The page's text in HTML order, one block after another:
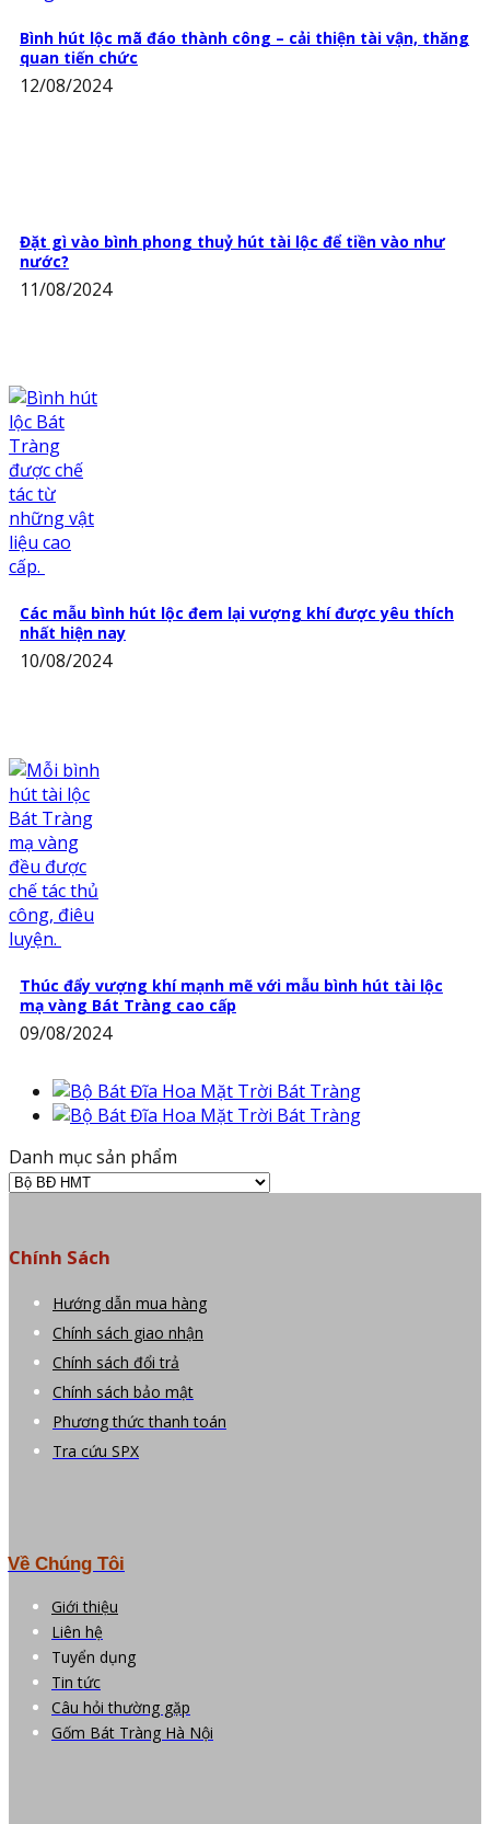
Bình hút lộc mã đáo thành công – cải thiện tài vận, thăng
quan tiến chức
12/08/2024
Đặt gì vào bình phong thuỷ hút tài lộc để tiền vào như
nước?
11/08/2024
Các mẫu bình hút lộc đem lại vượng khí được yêu thích
nhất hiện nay
10/08/2024
Thúc đẩy vượng khí mạnh mẽ với mẫu bình hút tài lộc
mạ vàng Bát Tràng cao cấp
09/08/2024
Danh mục sản phẩm
Chính Sách
Hướng dẫn mua hàng
Chính sách giao nhận
Chính sách đổi trả
Chính sách bảo mật
Phương thức thanh toán
Tra cứu SPX
Về Chúng Tôi
Giới thiệu
Liên hệ
Tuyển dụng
Tin tức
Câu hỏi thường gặp
Gốm Bát Tràng Hà Nội